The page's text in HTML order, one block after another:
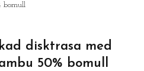
bomull
disktrasa med
50% bomull